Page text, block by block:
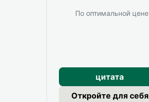
По оптимальной цене
цитата
Откройте для себя